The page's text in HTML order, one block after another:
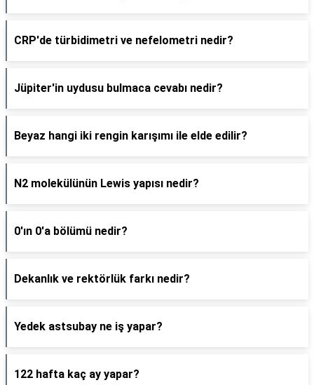
CRP'de türbidimetri ve nefelometri nedir?
Jüpiter'in uydusu bulmaca cevabı nedir?
Beyaz hangi iki rengin karışımı ile elde edilir?
N2 molekülünün Lewis yapısı nedir?
0'ın 0'a bölümü nedir?
Dekanlık ve rektörlük farkı nedir?
Yedek astsubay ne iş yapar?
122 hafta kaç ay yapar?